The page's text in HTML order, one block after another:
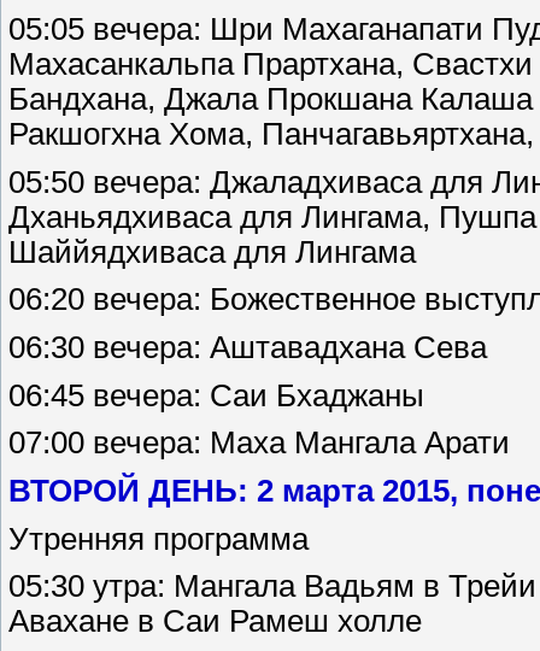
05:05 вечера: Шри Махаганапати
Махасанкальпа Прартхана,
Бандхана, Джала Прокшана Калаша
Ракшогхна Хома,
05:50 вечера: Джаладхиваса для
Дханьядхиваса для Лингама,
Шаййядхиваса для Лингама
06:20 вечера: Божественное
06:30 вечера: Аштавадхана Сева
06:45 вечера: Саи Бхаджаны
07:00 вечера: Маха Мангала Арати
ВТОРОЙ ДЕНЬ: 2 марта 2015,
Утренняя программа
05:30 утра: Мангала Вадьям в
Авахане в Саи Рамеш холле